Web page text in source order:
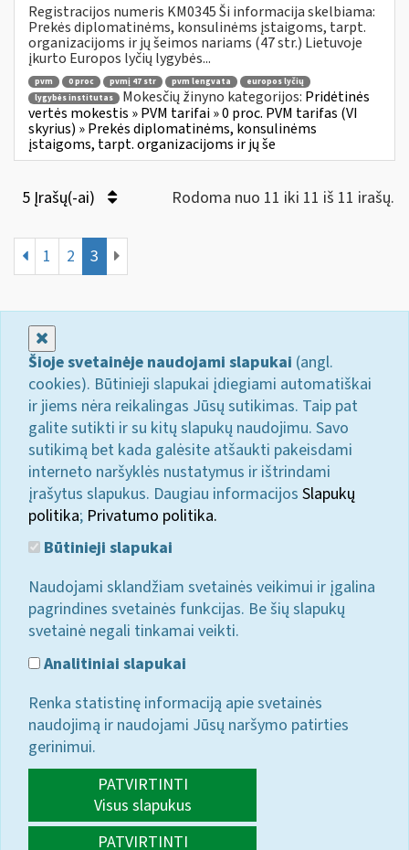
Registracijos numeris KM0345 Ši informacija skelbiama:
Prekės diplomatinėms, konsulinėms įstaigoms, tarpt.
organizacijoms ir jų šeimos nariams (47 str.) Lietuvoje
įkurto Europos lyčių lygybės...
pvm 0 proc pvmį 47 str pvm lengvata
europos lyčių
lygybės institutas
Mokesčių žinyno kategorijos: Pridėtinės
vertės mokestis » PVM tarifai » 0 proc. PVM tarifas (VI
skyrius) » Prekės diplomatinėms, konsulinėms
įstaigoms, tarpt. organizacijoms ir jų še
5 Įrašų(-ai) Rodoma nuo 11 iki 11 iš 11 irašų.
1 2 3
Šioje svetainėje naudojami slapukai (angl.
cookies). Būtinieji slapukai įdiegiami automatiškai
ir jiems nėra reikalingas Jūsų sutikimas. Taip pat
galite sutikti ir su kitų slapukų naudojimu. Savo
sutikimą bet kada galėsite atšaukti pakeisdami
interneto naršyklės nustatymus ir ištrindami
įrašytus slapukus. Daugiau informacijos Slapukų
politika; Privatumo politika.
Būtinieji slapukai
Naudojami sklandžiam svetainės veikimui ir įgalina
pagrindines svetainės funkcijas. Be šių slapukų
svetainė negali tinkamai veikti.
Analitiniai slapukai
Renka statistinę informaciją apie svetainės
naudojimą ir naudojami Jūsų naršymo patirties
gerinimui.
PATVIRTINTI
Visus slapukus
PATVIRTINTI